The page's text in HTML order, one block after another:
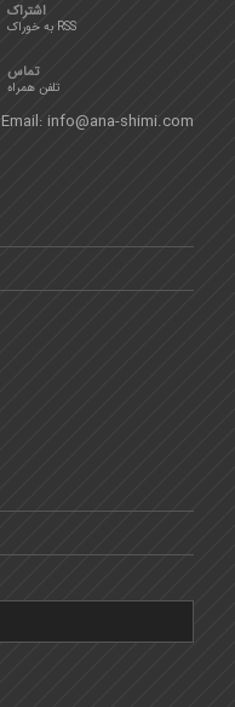
اشتراک
به خوراک RSS
تماس
تلفن همراه
Email: info@ana-shimi.com